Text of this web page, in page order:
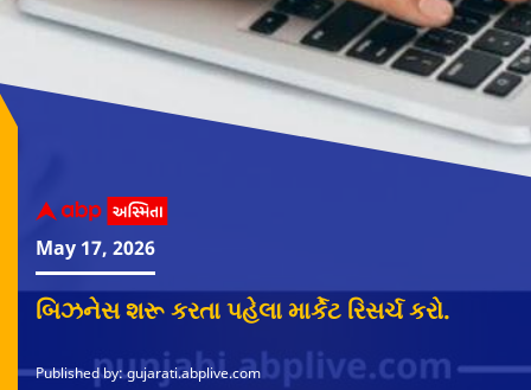
May 17, 2026
બિઝનેસ શરૂ કરતા પહેલા માર્કેટ રિસર્ચ કરો.
Published by: gujarati.abplive.com